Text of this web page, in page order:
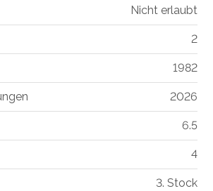
Nicht erlaubt
2
1982
2026
6.5
4
3. Stock